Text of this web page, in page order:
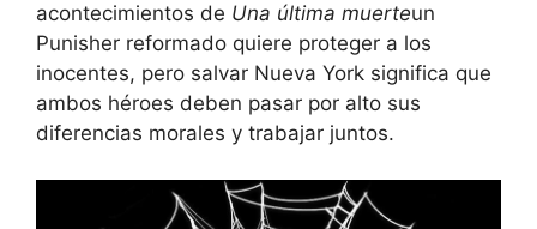
acontecimientos de Una última muerteun
Punisher reformado quiere proteger a los
inocentes, pero salvar Nueva York significa que
ambos héroes deben pasar por alto sus
diferencias morales y trabajar juntos.